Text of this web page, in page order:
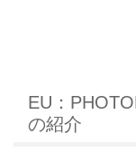
EU：
の紹介